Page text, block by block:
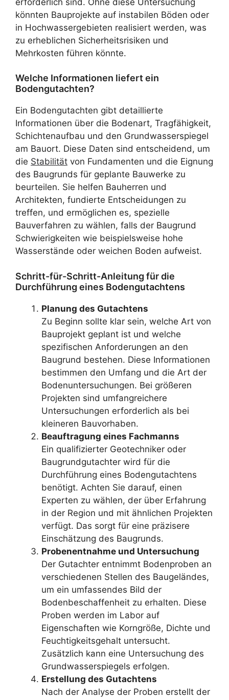
könnten Bauprojekte auf instabilen Böden oder
in Hochwassergebieten realisiert werden, was
zu erheblichen Sicherheitsrisiken und
Mehrkosten führen könnte.
Welche Informationen liefert ein
Bodengutachten?
Ein Bodengutachten gibt detaillierte
Informationen über die Bodenart, Tragfähigkeit,
Schichtenaufbau und den Grundwasserspiegel
am Bauort. Diese Daten sind entscheidend, um
die Stabilität von Fundamenten und die Eignung
des Baugrunds für geplante Bauwerke zu
beurteilen. Sie helfen Bauherren und
Architekten, fundierte Entscheidungen zu
treffen, und ermöglichen es, spezielle
Bauverfahren zu wählen, falls der Baugrund
Schwierigkeiten wie beispielsweise hohe
Wasserstände oder weichen Boden aufweist.
Schritt-für-Schritt-Anleitung für die
Durchführung eines Bodengutachtens
Planung des Gutachtens
Zu Beginn sollte klar sein, welche Art von
Bauprojekt geplant ist und welche
spezifischen Anforderungen an den
Baugrund bestehen. Diese Informationen
bestimmen den Umfang und die Art der
Bodenuntersuchungen. Bei größeren
Projekten sind umfangreichere
Untersuchungen erforderlich als bei
kleineren Bauvorhaben.
Beauftragung eines Fachmanns
Ein qualifizierter Geotechniker oder
Baugrundgutachter wird für die
Durchführung eines Bodengutachtens
benötigt. Achten Sie darauf, einen
Experten zu wählen, der über Erfahrung
in der Region und mit ähnlichen Projekten
verfügt. Das sorgt für eine präzisere
Einschätzung des Baugrunds.
Probenentnahme und Untersuchung
Der Gutachter entnimmt Bodenproben an
verschiedenen Stellen des Baugeländes,
um ein umfassendes Bild der
Bodenbeschaffenheit zu erhalten. Diese
Proben werden im Labor auf
Eigenschaften wie Korngröße, Dichte und
Feuchtigkeitsgehalt untersucht.
Zusätzlich kann eine Untersuchung des
Grundwasserspiegels erfolgen.
Erstellung des Gutachtens
Nach der Analyse der Proben erstellt der